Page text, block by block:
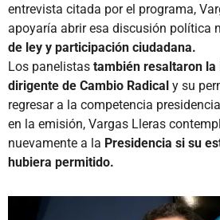
entrevista citada por el programa,
apoyaría abrir esa discusión política
de ley y participación ciudadana.
Los panelistas también resaltaron
dirigente de Cambio Radical y su
regresar a la competencia
en la emisión, Vargas Lleras
nuevamente a la Presidencia si su
hubiera permitido.